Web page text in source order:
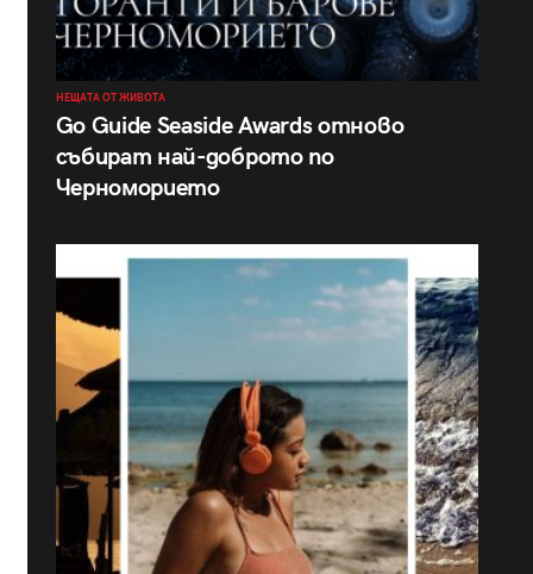
НЕЩАТА ОТ ЖИВОТА
Go Guide Seaside Awards отново
събират най-доброто по
Черноморието